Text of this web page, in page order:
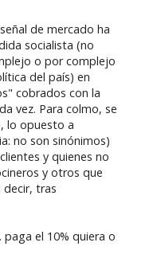
de mercado ha
socialista (no
o por complejo
del país) en
cobrados con la
vez. Para colmo, se
lo opuesto a
no son sinónimos)
y quienes no
y otros que
decir, tras
paga el 10% quiera o